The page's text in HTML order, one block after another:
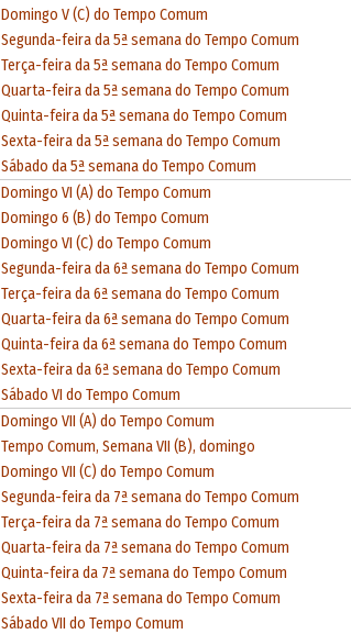
Domingo V (C) do Tempo Comum
Segunda-feira da 5ª semana do Tempo Comum
Terça-feira da 5ª semana do Tempo Comum
Quarta-feira da 5ª semana do Tempo Comum
Quinta-feira da 5ª semana do Tempo Comum
Sexta-feira da 5ª semana do Tempo Comum
Sábado da 5ª semana do Tempo Comum
Domingo VI (A) do Tempo Comum
Domingo 6 (B) do Tempo Comum
Domingo VI (C) do Tempo Comum
Segunda-feira da 6ª semana do Tempo Comum
Terça-feira da 6ª semana do Tempo Comum
Quarta-feira da 6ª semana do Tempo Comum
Quinta-feira da 6ª semana do Tempo Comum
Sexta-feira da 6ª semana do Tempo Comum
Sábado VI do Tempo Comum
Domingo VII (A) do Tempo Comum
Tempo Comum, Semana VII (B), domingo
Domingo VII (C) do Tempo Comum
Segunda-feira da 7ª semana do Tempo Comum
Terça-feira da 7ª semana do Tempo Comum
Quarta-feira da 7ª semana do Tempo Comum
Quinta-feira da 7ª semana do Tempo Comum
Sexta-feira da 7ª semana do Tempo Comum
Sábado VII do Tempo Comum